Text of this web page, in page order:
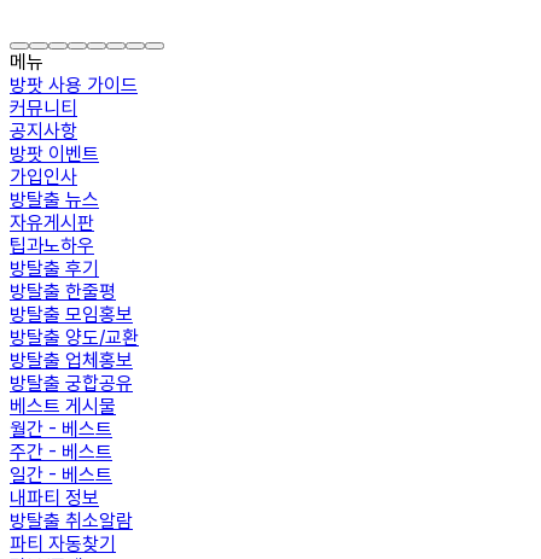
메뉴
방팟 사용 가이드
커뮤니티
공지사항
방팟 이벤트
가입인사
방탈출 뉴스
자유게시판
팁과노하우
방탈출 후기
방탈출 한줄평
방탈출 모임홍보
방탈출 양도/교환
방탈출 업체홍보
방탈출 궁합공유
베스트 게시물
월간 - 베스트
주간 - 베스트
일간 - 베스트
내파티 정보
방탈출 취소알람
파티 자동찾기